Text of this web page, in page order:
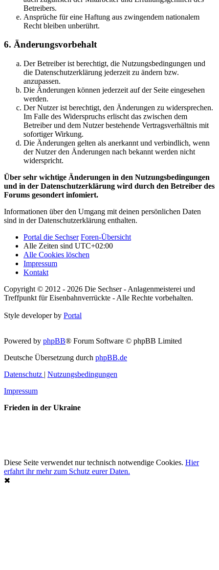
Betreibers.
Ansprüche für eine Haftung aus zwingendem nationalem
Recht bleiben unberührt.
6. Änderungsvorbehalt
Der Betreiber ist berechtigt, die Nutzungsbedingungen und
die Datenschutzerklärung jederzeit zu ändern bzw.
anzupassen.
Die Änderungen können jederzeit auf der Seite eingesehen
werden.
Der Nutzer ist berechtigt, den Änderungen zu widersprechen.
Im Falle des Widerspruchs erlischt das zwischen dem
Betreiber und dem Nutzer bestehende Vertragsverhältnis mit
sofortiger Wirkung.
Die Änderungen gelten als anerkannt und verbindlich, wenn
der Nutzer den Änderungen nach bekannt werden nicht
widerspricht.
Über sehr wichtige Änderungen in den Nutzungsbedingungen
und in der Datenschutzerklärung wird durch den Betreiber des
Forums gesondert infomiert.
Informationen über den Umgang mit deinen persönlichen Daten
sind in der Datenschutzerklärung enthalten.
Portal die Sechser Foren-Übersicht
Alle Zeiten sind UTC+02:00
Alle Cookies löschen
Impressum
Kontakt
Copyright © 2012 - 2026 Die Sechser - Anlagenmeisterei und
Treffpunkt für Eisenbahnverrückte - Alle Rechte vorbehalten.
Style developer by Portal
Powered by phpBB® Forum Software © phpBB Limited
Deutsche Übersetzung durch phpBB.de
Datenschutz | Nutzungsbedingungen
Impressum
Frieden in der Ukraine
Diese Seite verwendet nur technisch notwendige Cookies. Hier
erfahrt ihr mehr zum Schutz eurer Daten.
✖